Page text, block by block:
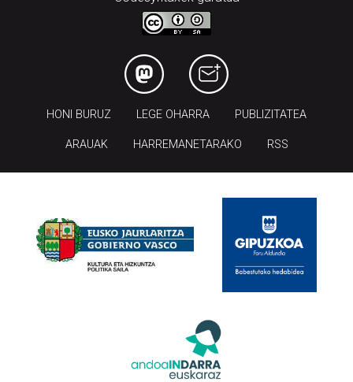
HONI BURUZ LEGE OHARRA PUBLIZITATEA
ARAUAK HARREMANETARAKO RSS